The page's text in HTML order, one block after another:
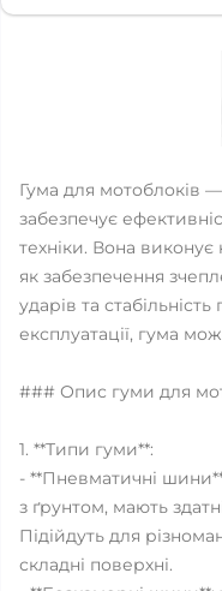
Гума для мотоблоків
забезпечує
техніки. Вона виконує
як забезпечення
ударів та
експлуатації, гума
### Опис гуми для
1. **Типи гуми**:
- **Пневматичні
з ґрунтом, мають
Підійдуть для
складні поверхні.